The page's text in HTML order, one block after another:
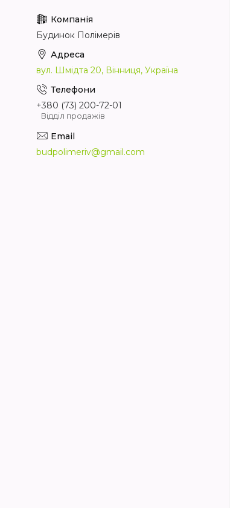
Будинок Полімерів
вул. Шмідта 20, Вінниця, Україна
+380 (73) 200-72-01
Відділ продажів
budpolimeriv@gmail.com